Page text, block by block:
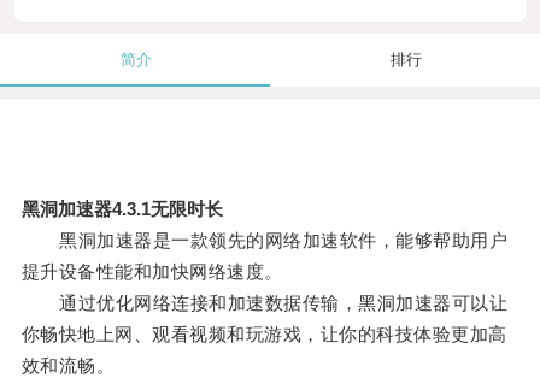
简介 排行
黑洞加速器4.3.1无限时长
黑洞加速器是一款领先的网络加速软件，能够帮助用户
提升设备性能和加快网络速度。
通过优化网络连接和加速数据传输，黑洞加速器可以让
你畅快地上网、观看视频和玩游戏，让你的科技体验更加高
效和流畅。